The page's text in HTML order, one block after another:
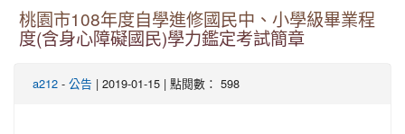
桃園市108年度自學進修國民中、小學級畢業程
度(含身心障礙國民)學力鑑定考試簡章
a212 - 公告 | 2019-01-15 | 點閱數： 598